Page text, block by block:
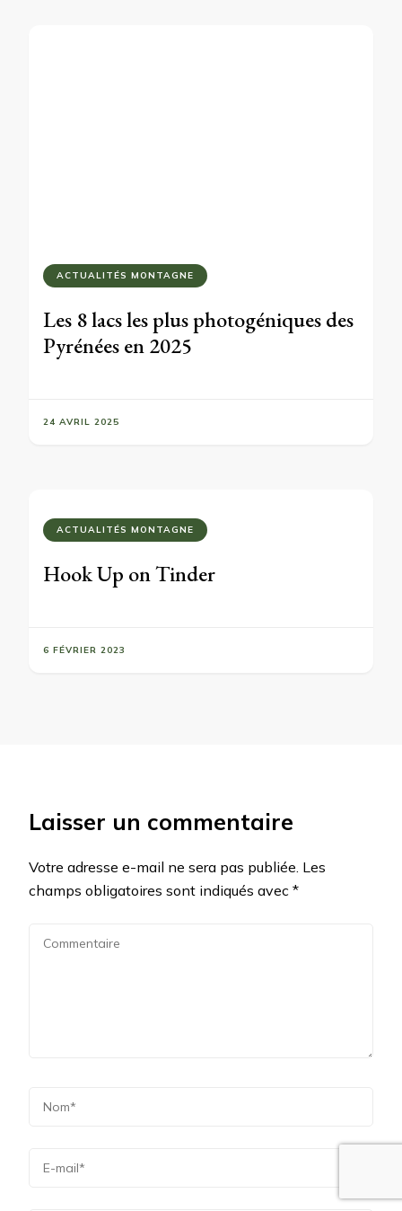
ACTUALITÉS MONTAGNE
Les 8 lacs les plus photogéniques des
Pyrénées en 2025
24 AVRIL 2025
ACTUALITÉS MONTAGNE
Hook Up on Tinder
6 FÉVRIER 2023
Laisser un commentaire
Votre adresse e-mail ne sera pas publiée. Les
champs obligatoires sont indiqués avec *